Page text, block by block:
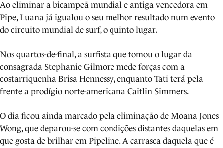
Ao eliminar a bicampeã mundial e antiga vencedora em
Pipe, Luana já igualou o seu melhor resultado num evento
do circuito mundial de surf, o quinto lugar.
Nos quartos-de-final, a surfista que tomou o lugar da
consagrada Stephanie Gilmore mede forças com a
costarriquenha Brisa Hennessy, enquanto Tati terá pela
frente a prodígio norte-americana Caitlin Simmers.
O dia ficou ainda marcado pela eliminação de Moana Jones
Wong, que deparou-se com condições distantes daquelas em
que gosta de brilhar em Pipeline. A carrasca daquela que é